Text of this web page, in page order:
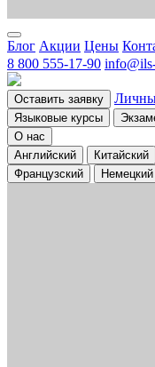
Блог Акции Цены
8 800 555-17-90
Оставить заявку
Языковые курсы
О нас
Английский
Китайский
Французский
Немецкий